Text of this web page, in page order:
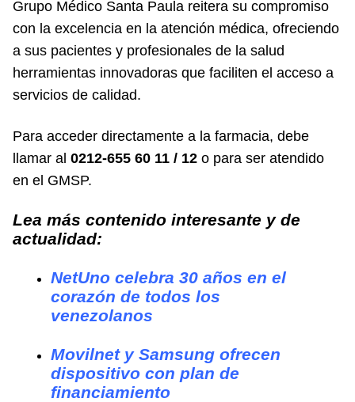
Grupo Médico Santa Paula reitera su compromiso
con la excelencia en la atención médica, ofreciendo
a sus pacientes y profesionales de la salud
herramientas innovadoras que faciliten el acceso a
servicios de calidad.
Para acceder directamente a la farmacia, debe
llamar al 0212-655 60 11 / 12 o para ser atendido
en el GMSP.
Lea más contenido interesante y de
actualidad:
NetUno celebra 30 años en el
corazón de todos los
venezolanos
Movilnet y Samsung ofrecen
dispositivo con plan de
financiamiento